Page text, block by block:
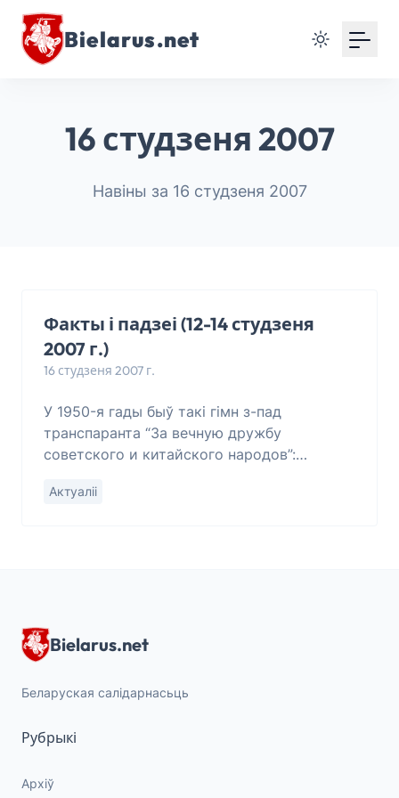
Bielarus.net
16 студзеня 2007
Навіны за 16 студзеня 2007
Факты і падзеі (12-14 студзеня
2007 г.)
16 студзеня 2007 г.
У 1950-я гады быў такі гімн з-пад
транспаранта “За вечную дружбу
советского и китайского народов”:
Восток...” Прапагандысты-камісары
Актуаліі
Bielarus.net
Беларуская салідарнасьць
Рубрыкі
Архіў